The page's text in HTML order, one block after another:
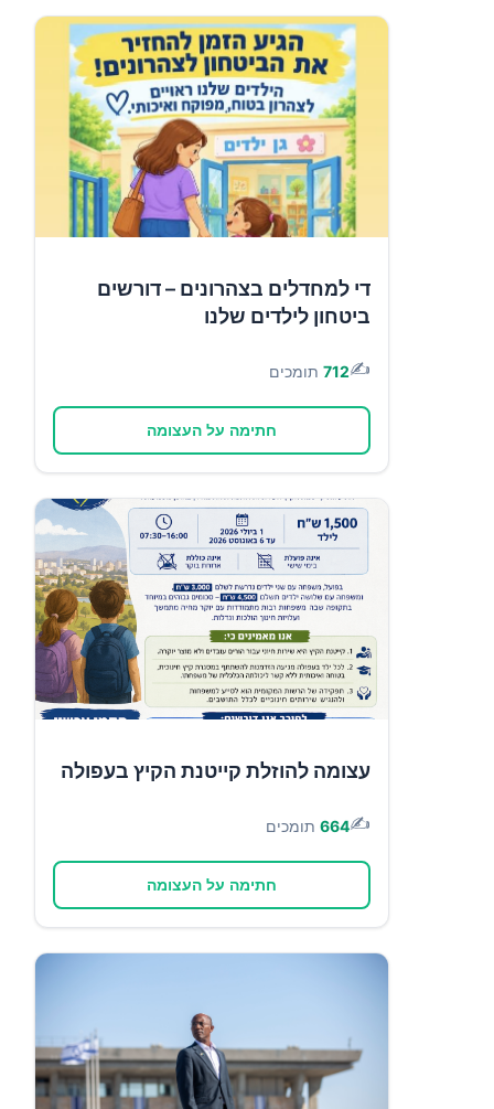
די למחדלים בצהרונים – דורשים
ביטחון לילדים שלנו
✍️
712 תומכים
חתימה על העצומה
עצומה להוזלת קייטנת הקיץ בעפולה
✍️
664 תומכים
חתימה על העצומה